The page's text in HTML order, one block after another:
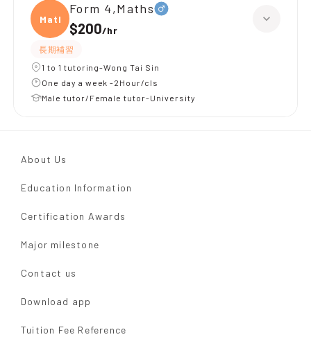
Maths
Form 4,Maths
$200/hr
長期補習
1 to 1 tutoring-Wong Tai Sin
One day a week -2Hour/cls
Male tutor/Female tutor-University
About Us
Education Information
Certification Awards
Major milestone
Contact us
Download app
Tuition Fee Reference